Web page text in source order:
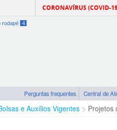
CORONAVÍRUS (COVID-
rodapé 4
Perguntas frequentes Central de
e Auxílios Vigentes Projetos